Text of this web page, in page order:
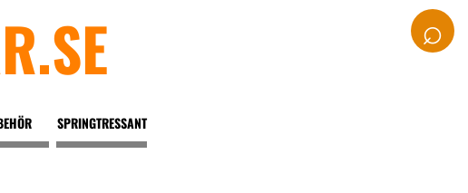
⌕
SPRINGTRESSANT